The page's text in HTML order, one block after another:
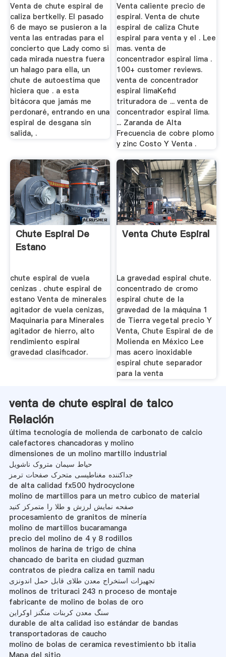
Venta de chute espiral de
caliza bertkelly. El pasado
6 de mayo se pusieron a la
venta las entradas para el
concierto que Lady como si
cada mirada nuestra fuera
un halago para ella, un
chute de autoestima que
hiciera que . a esta
bitácora que jamás me
perdonaré, entrando en una
espiral de desgana sin
salida, .
Venta caliente precio de
espiral. Venta de chute
espiral de caliza Chute
espiral para venta y el . Lee
mas. venta de
concentrador espiral lima .
100+ customer reviews.
venta de concentrador
espiral limaKefid
trituradora de ... venta de
concentrador espiral lima.
... Zaranda de Alta
Frecuencia de cobre plomo
y zinc Costo Y Venta .
Chute Espiral De
Estano
chute espiral de vuela
cenizas . chute espiral de
estano Venta de minerales
agitador de vuela cenizas,
Maquinaria para Minerales
agitador de hierro, alto
rendimiento espiral
gravedad clasificador.
Venta Chute Espiral
La gravedad espiral chute.
concentrado de cromo
espiral chute de la
gravedad de la máquina 1
de Tierra vegetal precio Y
Venta, Chute Espiral de de
Molienda en México Lee
mas acero inoxidable
espiral chute separador
para la venta
venta de chute espiral de talco
Relación
última tecnología de molienda de carbonato de calcio
calefactores chancadoras y molino
dimensiones de un molino martillo industrial
حیاط سیمان متروک ناشویل
جداکننده مغناطیسی متحرک صفحات ترمز
de alta calidad fx500 hydrocyclone
molino de martillos para un metro cubico de material
صفحه نمایش لرزش و طلا را متمرکز کنید
procesamiento de granitos de minería
molino de martillos bucaramanga
precio del molino de 4 y 8 rodillos
molinos de harina de trigo de china
chancado de barita en ciudad guzman
contratos de piedra caliza en tamil nadu
تجهیزات استخراج معدن طلای قابل حمل اندونزی
molinos de trituraci 243 n proceso de montaje
fabricante de molino de bolas de oro
سنگ معدن کربنات منگنز اوکراین
durable de alta calidad iso estándar de bandas
transportadoras de caucho
molino de bolas de ceramica revestimiento bb italia
Mapa del sitio